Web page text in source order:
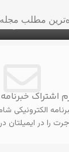
مطلب
می‌شود؟
اشتراک
الکترونیکی
را در ایمیلتان